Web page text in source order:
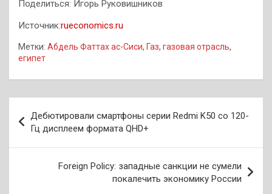
Поделиться: Игорь Руковишников
Источник:rueconomics.ru
Метки: Абдель Фаттах ас-Сиси, Газ, газовая отрасль,
египет
по
записям
Дебютировали смартфоны серии Redmi K50 со 120-
Гц дисплеем формата QHD+
Foreign Policy: западные санкции не сумели
покалечить экономику России